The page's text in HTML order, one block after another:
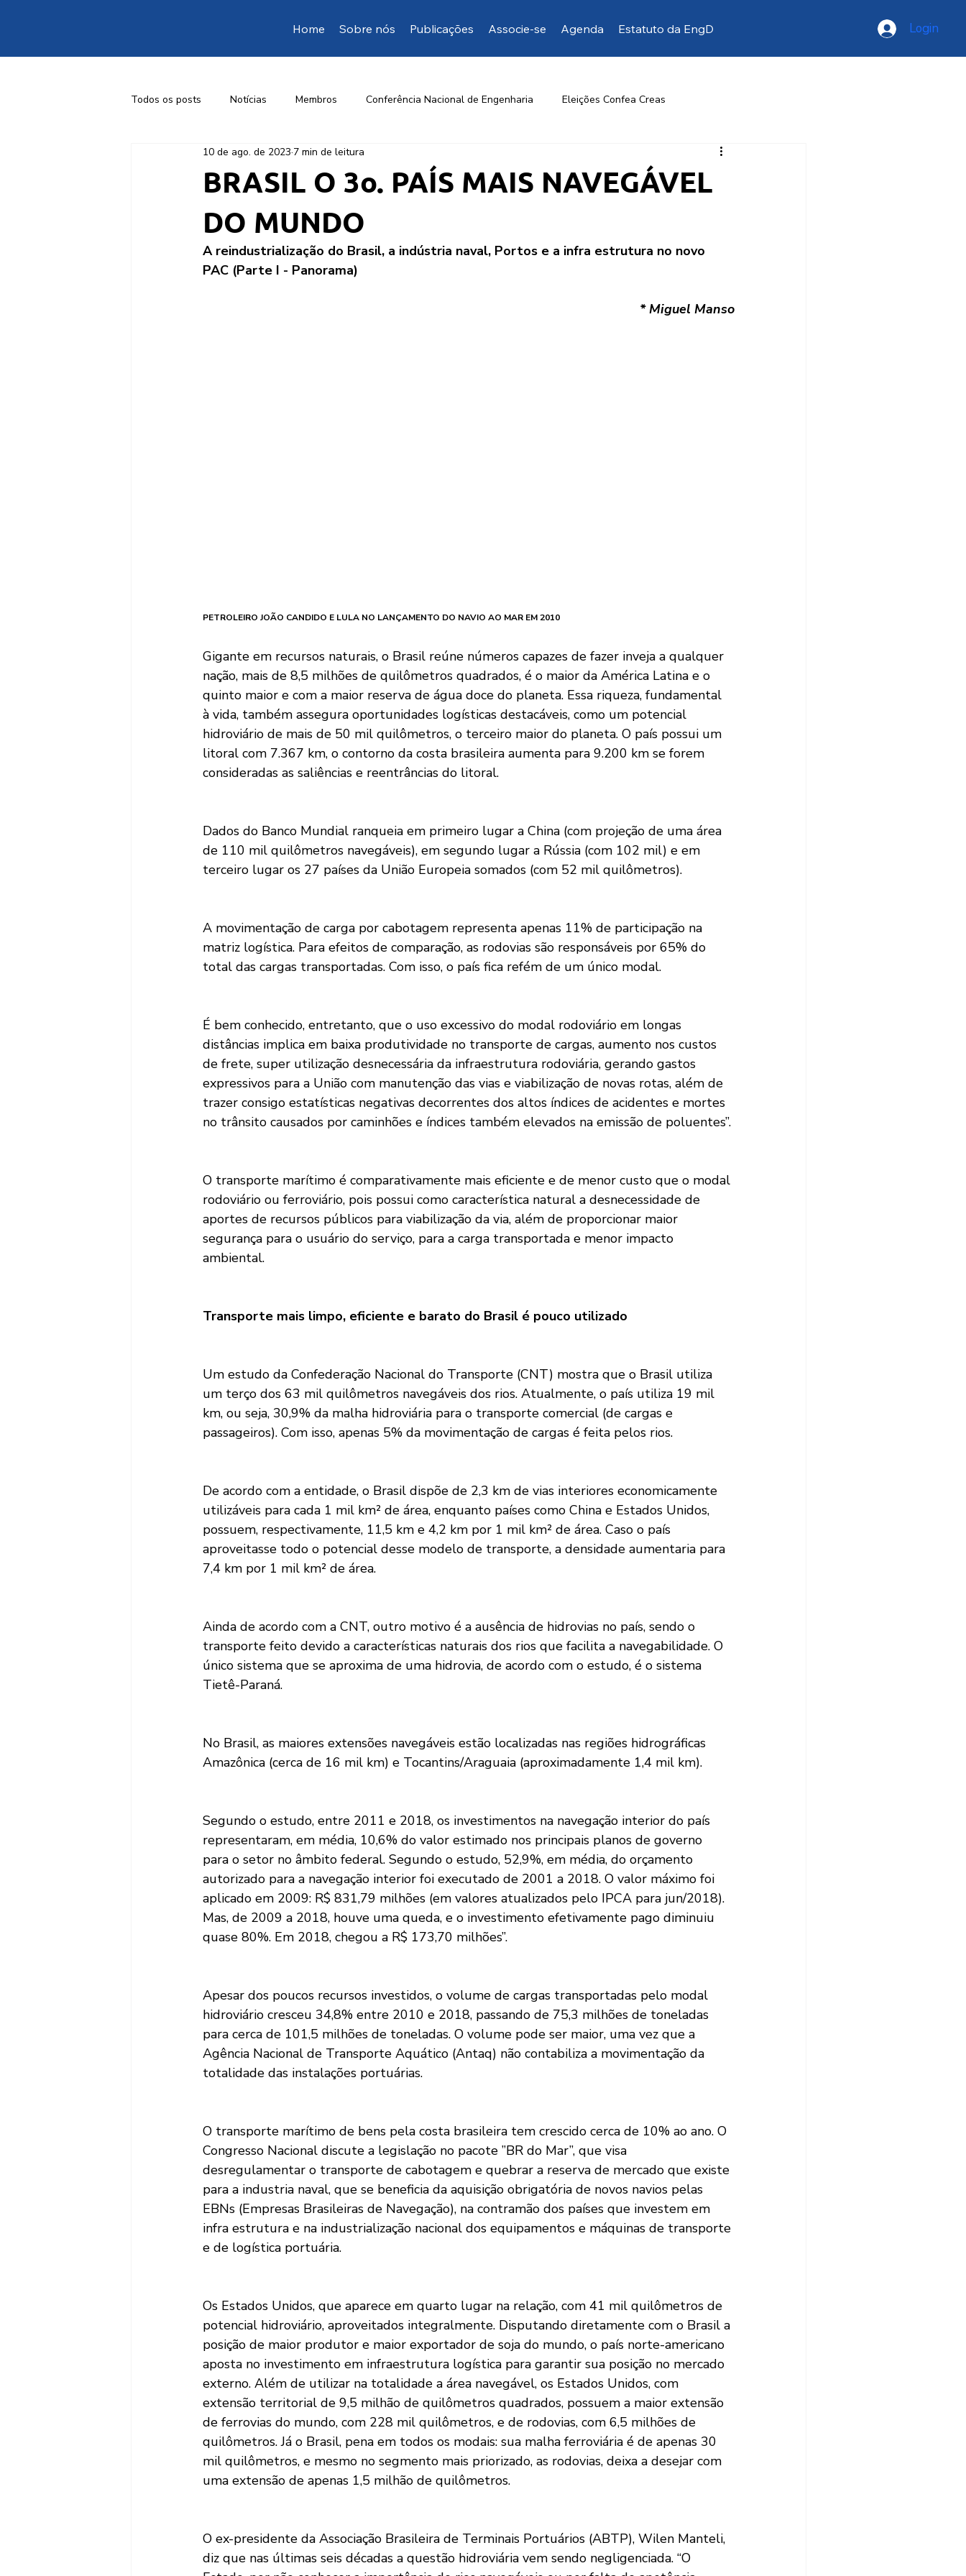
Home Sobre nós Publicações Associe-se Agenda Estatuto da EngD Login
Todos os posts Notícias Membros Conferência Nacional de Engenharia Eleições Confea Creas
1ª Conferência Livre de Engenharia Opinião da EngD Opinião
BRASIL O 3o. PAÍS MAIS NAVEGÁVEL
DO MUNDO
10 de ago. de 2023 7 min de leitura
A reindustrialização do Brasil, a indústria naval, Portos e a infra estrutura no novo
PAC (Parte I - Panorama)
* Miguel Manso
PETROLEIRO JOÃO CANDIDO E LULA NO LANÇAMENTO DO NAVIO AO MAR EM 2010
Gigante em recursos naturais, o Brasil reúne números capazes de fazer inveja a qualquer
nação, mais de 8,5 milhões de quilômetros quadrados, é o maior da América Latina e o
quinto maior e com a maior reserva de água doce do planeta. Essa riqueza, fundamental
à vida, também assegura oportunidades logísticas destacáveis, como um potencial
hidroviário de mais de 50 mil quilômetros, o terceiro maior do planeta. O país possui um
litoral com 7.367 km, o contorno da costa brasileira aumenta para 9.200 km se forem
consideradas as saliências e reentrâncias do litoral.
Dados do Banco Mundial ranqueia em primeiro lugar a China (com projeção de uma área
de 110 mil quilômetros navegáveis), em segundo lugar a Rússia (com 102 mil) e em
terceiro lugar os 27 países da União Europeia somados (com 52 mil quilômetros).
A movimentação de carga por cabotagem representa apenas 11% de participação na
matriz logística. Para efeitos de comparação, as rodovias são responsáveis por 65% do
total das cargas transportadas. Com isso, o país fica refém de um único modal.
É bem conhecido, entretanto, que o uso excessivo do modal rodoviário em longas
distâncias implica em baixa produtividade no transporte de cargas, aumento nos custos
de frete, super utilização desnecessária da infraestrutura rodoviária, gerando gastos
expressivos para a União com manutenção das vias e viabilização de novas rotas, além de
trazer consigo estatísticas negativas decorrentes dos altos índices de acidentes e mortes
no trânsito causados por caminhões e índices também elevados na emissão de poluentes”.
O transporte marítimo é comparativamente mais eficiente e de menor custo que o modal
rodoviário ou ferroviário, pois possui como característica natural a desnecessidade de
aportes de recursos públicos para viabilização da via, além de proporcionar maior
segurança para o usuário do serviço, para a carga transportada e menor impacto
ambiental.
Transporte mais limpo, eficiente e barato do Brasil é pouco utilizado
Um estudo da Confederação Nacional do Transporte (CNT) mostra que o Brasil utiliza
um terço dos 63 mil quilômetros navegáveis dos rios. Atualmente, o país utiliza 19 mil
km, ou seja, 30,9% da malha hidroviária para o transporte comercial (de cargas e
passageiros). Com isso, apenas 5% da movimentação de cargas é feita pelos rios.
De acordo com a entidade, o Brasil dispõe de 2,3 km de vias interiores economicamente
utilizáveis para cada 1 mil km² de área, enquanto países como China e Estados Unidos,
possuem, respectivamente, 11,5 km e 4,2 km por 1 mil km² de área. Caso o país
aproveitasse todo o potencial desse modelo de transporte, a densidade aumentaria para
7,4 km por 1 mil km² de área.
Ainda de acordo com a CNT, outro motivo é a ausência de hidrovias no país, sendo o
transporte feito devido a características naturais dos rios que facilita a navegabilidade. O
único sistema que se aproxima de uma hidrovia, de acordo com o estudo, é o sistema
Tietê-Paraná.
No Brasil, as maiores extensões navegáveis estão localizadas nas regiões hidrográficas
Amazônica (cerca de 16 mil km) e Tocantins/Araguaia (aproximadamente 1,4 mil km).
Segundo o estudo, entre 2011 e 2018, os investimentos na navegação interior do país
representaram, em média, 10,6% do valor estimado nos principais planos de governo
para o setor no âmbito federal. Segundo o estudo, 52,9%, em média, do orçamento
autorizado para a navegação interior foi executado de 2001 a 2018. O valor máximo foi
aplicado em 2009: R$ 831,79 milhões (em valores atualizados pelo IPCA para jun/2018).
Mas, de 2009 a 2018, houve uma queda, e o investimento efetivamente pago diminuiu
quase 80%. Em 2018, chegou a R$ 173,70 milhões”.
Apesar dos poucos recursos investidos, o volume de cargas transportadas pelo modal
hidroviário cresceu 34,8% entre 2010 e 2018, passando de 75,3 milhões de toneladas
para cerca de 101,5 milhões de toneladas. O volume pode ser maior, uma vez que a
Agência Nacional de Transporte Aquático (Antaq) não contabiliza a movimentação da
totalidade das instalações portuárias.
O transporte marítimo de bens pela costa brasileira tem crescido cerca de 10% ao ano. O
Congresso Nacional discute a legislação no pacote ”BR do Mar”, que visa
desregulamentar o transporte de cabotagem e quebrar a reserva de mercado que existe
para a industria naval, que se beneficia da aquisição obrigatória de novos navios pelas
EBNs (Empresas Brasileiras de Navegação), na contramão dos países que investem em
infra estrutura e na industrialização nacional dos equipamentos e máquinas de transporte
e de logística portuária.
Os Estados Unidos, que aparece em quarto lugar na relação, com 41 mil quilômetros de
potencial hidroviário, aproveitados integralmente. Disputando diretamente com o Brasil a
posição de maior produtor e maior exportador de soja do mundo, o país norte-americano
aposta no investimento em infraestrutura logística para garantir sua posição no mercado
externo. Além de utilizar na totalidade a área navegável, os Estados Unidos, com
extensão territorial de 9,5 milhão de quilômetros quadrados, possuem a maior extensão
de ferrovias do mundo, com 228 mil quilômetros, e de rodovias, com 6,5 milhões de
quilômetros. Já o Brasil, pena em todos os modais: sua malha ferroviária é de apenas 30
mil quilômetros, e mesmo no segmento mais priorizado, as rodovias, deixa a desejar com
uma extensão de apenas 1,5 milhão de quilômetros.
O ex-presidente da Associação Brasileira de Terminais Portuários (ABTP), Wilen Manteli,
diz que nas últimas seis décadas a questão hidroviária vem sendo negligenciada. “O